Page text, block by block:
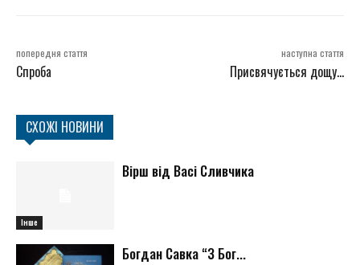
попередня стаття
Спроба
наступна стаття
Присвячується дощу…
СХОЖІ НОВИНИ
Інше
Вірш від Васі Сливчика
Богдан Савка “З Бог...